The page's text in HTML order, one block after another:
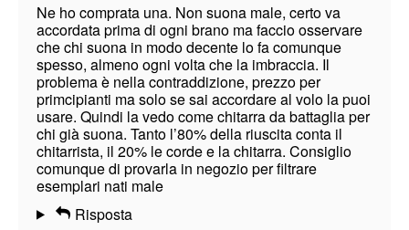
Ne ho comprata una. Non suona male, certo va
accordata prima di ogni brano ma faccio osservare
che chi suona in modo decente lo fa comunque
spesso, almeno ogni volta che la imbraccia. Il
problema è nella contraddizione, prezzo per
primcipianti ma solo se sai accordare al volo la puoi
usare. Quindi la vedo come chitarra da battaglia per
chi già suona. Tanto l’80% della riuscita conta il
chitarrista, il 20% le corde e la chitarra. Consiglio
comunque di provarla in negozio per filtrare
esemplari nati male
Risposta